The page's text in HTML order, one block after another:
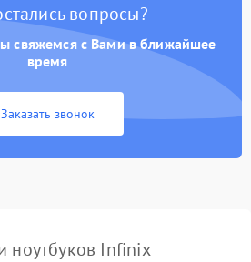
2000 ₽ Подробнее →
вопросы?
свяжемся с Вами в ближайшее
время
Заказать звонок
ноутбуков Infinix